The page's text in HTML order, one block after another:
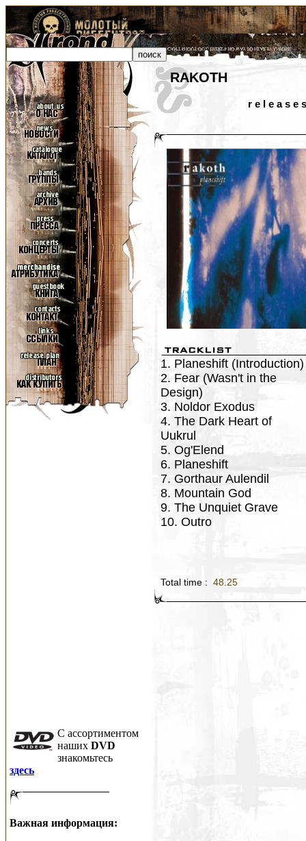
C ассортиментом
наших DVD
знакомьтесь
здесь
Важная информация:
RAKOTH
r e l e a s e s
1. Planeshift (Introduction)
2. Fear (Wasn't in the
Design)
3. Noldor Exodus
4. The Dark Heart of
Uukrul
5. Og'Elend
6. Planeshift
7. Gorthaur Aulendil
8. Mountain God
9. The Unquiet Grave
10. Outro
Total time : 48.25